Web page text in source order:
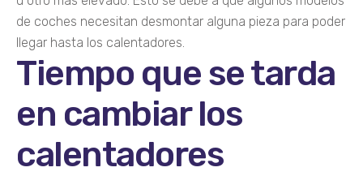
de coches necesitan desmontar alguna pieza para poder
llegar hasta los calentadores.
Tiempo que se tarda
en cambiar los
calentadores